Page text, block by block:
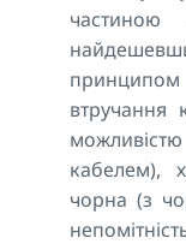
частиною
втручання
кабелем),
чорна (з